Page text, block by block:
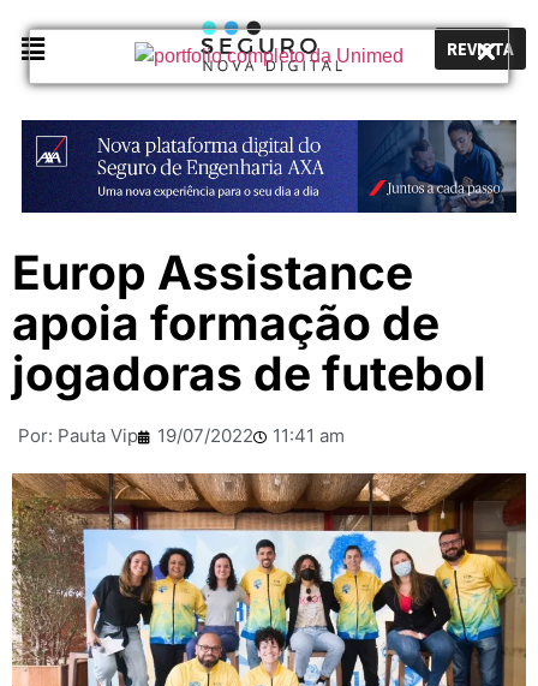
REVISTA
Europ Assistance
apoia formação de
jogadoras de futebol
Por: Pauta Vip 19/07/2022 11:41 am